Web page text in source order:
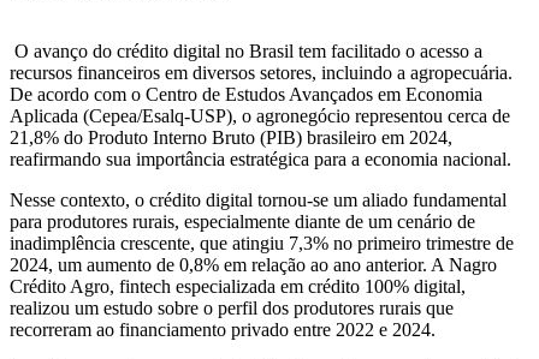
O avanço do crédito digital no Brasil tem facilitado o acesso a
recursos financeiros em diversos setores, incluindo a agropecuária.
De acordo com o Centro de Estudos Avançados em Economia
Aplicada (Cepea/Esalq-USP), o agronegócio representou cerca de
21,8% do Produto Interno Bruto (PIB) brasileiro em 2024,
reafirmando sua importância estratégica para a economia nacional.
Nesse contexto, o crédito digital tornou-se um aliado fundamental
para produtores rurais, especialmente diante de um cenário de
inadimplência crescente, que atingiu 7,3% no primeiro trimestre de
2024, um aumento de 0,8% em relação ao ano anterior. A Nagro
Crédito Agro, fintech especializada em crédito 100% digital,
realizou um estudo sobre o perfil dos produtores rurais que
recorreram ao financiamento privado entre 2022 e 2024.